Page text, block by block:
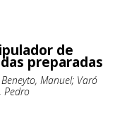
de
preparadas
Manuel; Varó
Pedro